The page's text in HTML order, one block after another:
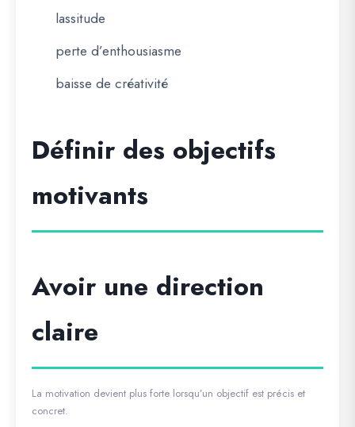
lassitude
perte d’enthousiasme
baisse de créativité
Définir des objectifs
motivants
Avoir une direction
claire
La motivation devient plus forte lorsqu’un objectif est précis et
concret.